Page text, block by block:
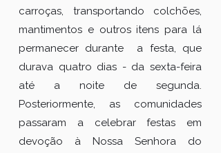
carroças, transportando colchões,
mantimentos e outros itens para lá
permanecer durante a festa, que
durava quatro dias - da sexta-feira
até a noite de segunda.
Posteriormente, as comunidades
passaram a celebrar festas em
devoção à Nossa Senhora do